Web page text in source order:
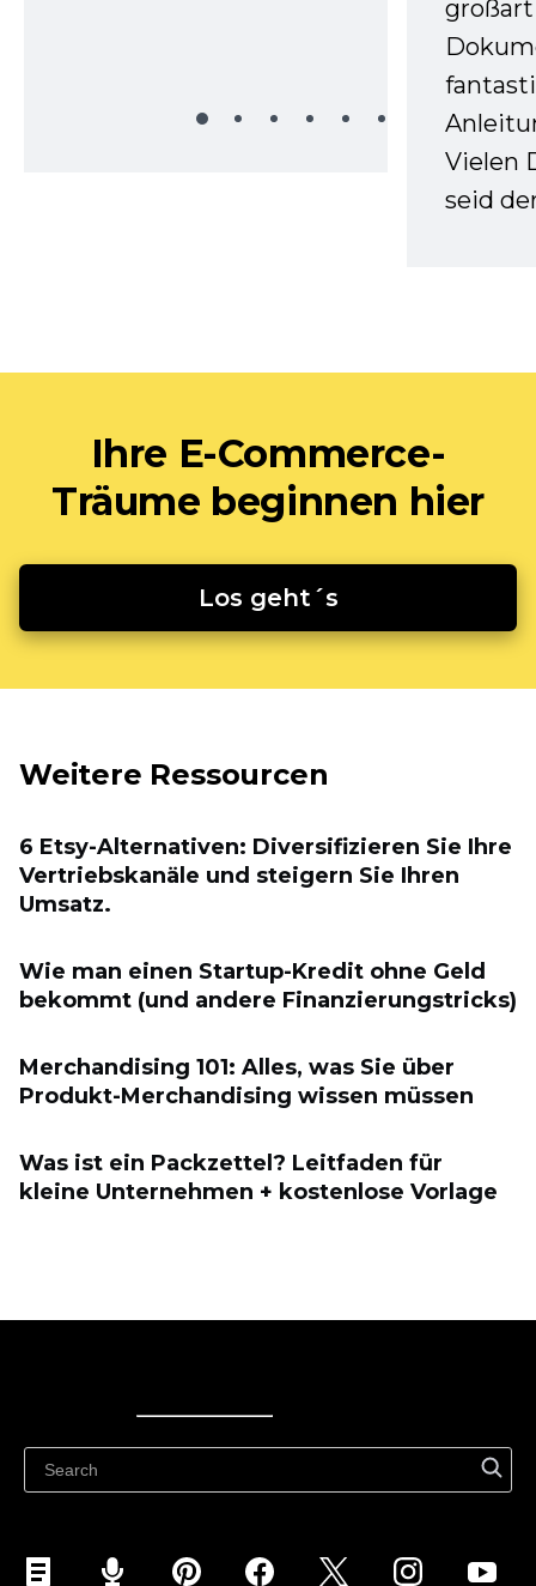
Vielen
seid
Ihre E-Commerce-
Träume beginnen hier
Los geht´s
Weitere Ressourcen
6 Etsy-Alternativen: Diversifizieren Sie Ihre
Vertriebskanäle und steigern Sie Ihren
Umsatz.
Wie man einen Startup-Kredit ohne Geld
bekommt (und andere Finanzierungstricks)
Merchandising 101: Alles, was Sie über
Produkt-Merchandising wissen müssen
Was ist ein Packzettel? Leitfaden für
kleine Unternehmen + kostenlose Vorlage